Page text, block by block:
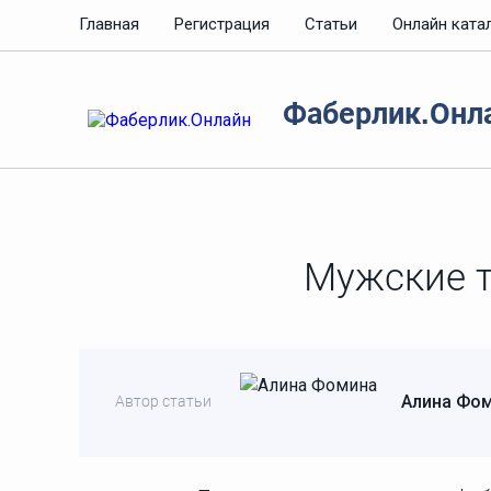
Главная Регистрация Статьи Онлайн
Мужские
Автор статьи Алина